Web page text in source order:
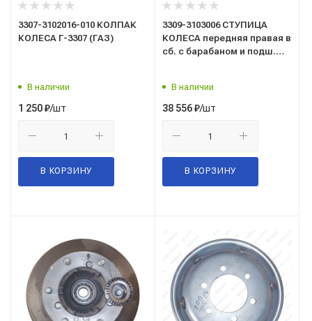
3307-3102016-010 КОЛПАК
КОЛЕСА Г-3307 (ГАЗ)
В наличии
1 250₽/шт
В КОРЗИНУ
3309-3103006 СТУПИЦА
КОЛЕСА передняя правая в
сб. с барабаном и подш.
В наличии
38 556₽/шт
В КОРЗИНУ